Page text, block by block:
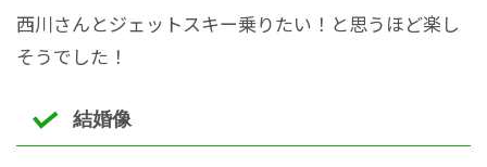
西川さんとジェットスキー乗りたい！と思うほど楽し
そうでした！
結婚像